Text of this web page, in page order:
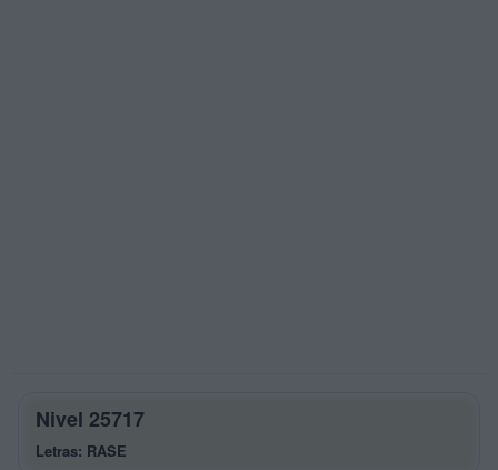
Nivel 25717
Letras: RASE